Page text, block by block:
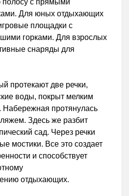
полосу с прямыми
Для юных отдыхающих
площадки с
горками. Для взрослых
снаряды для
протекают две речки,
воды, покрыт мелким
Набережная протянулась
Здесь же разбит
сад. Через речки
мостики. Все это создает
и способствует
отдыхающих.